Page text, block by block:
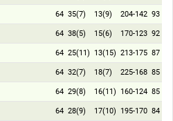
64 35(7) 13(9) 204-142 93
64 38(5) 15(6) 170-123 92
64 25(11) 13(15) 213-175 87
64 32(7) 18(7) 225-168 85
64 29(8) 16(11) 160-124 85
64 28(9) 17(10) 195-170 84